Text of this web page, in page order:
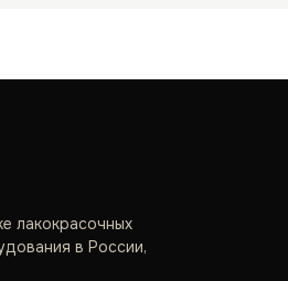
лакокрасочных
в России,